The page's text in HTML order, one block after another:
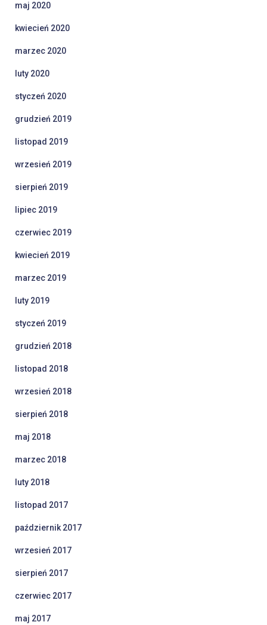
maj 2020
kwiecień 2020
marzec 2020
luty 2020
styczeń 2020
grudzień 2019
listopad 2019
wrzesień 2019
sierpień 2019
lipiec 2019
czerwiec 2019
kwiecień 2019
marzec 2019
luty 2019
styczeń 2019
grudzień 2018
listopad 2018
wrzesień 2018
sierpień 2018
maj 2018
marzec 2018
luty 2018
listopad 2017
październik 2017
wrzesień 2017
sierpień 2017
czerwiec 2017
maj 2017